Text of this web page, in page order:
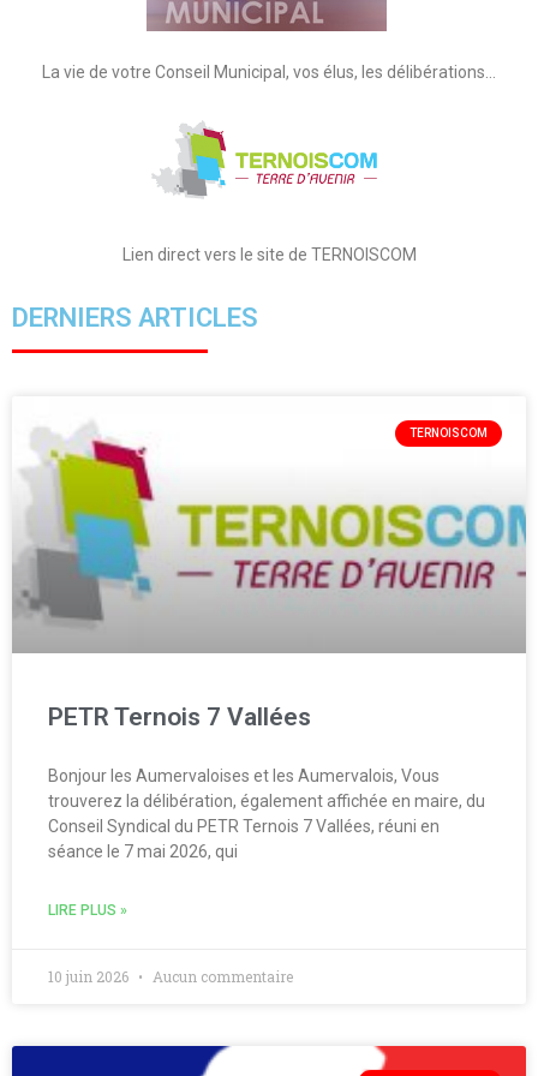
La vie de votre Conseil Municipal, vos élus, les délibérations…
Lien direct vers le site de TERNOISCOM
DERNIERS ARTICLES
TERNOISCOM
PETR Ternois 7 Vallées
Bonjour les Aumervaloises et les Aumervalois, Vous
trouverez la délibération, également affichée en maire, du
Conseil Syndical du PETR Ternois 7 Vallées, réuni en
séance le 7 mai 2026, qui
LIRE PLUS »
10 juin 2026 Aucun commentaire